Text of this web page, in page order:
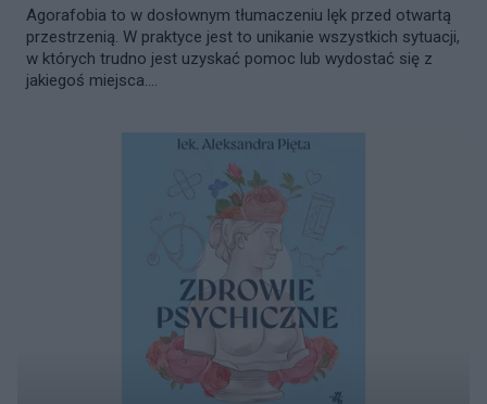
Agorafobia to w dosłownym tłumaczeniu lęk przed otwartą
przestrzenią. W praktyce jest to unikanie wszystkich sytuacji,
w których trudno jest uzyskać pomoc lub wydostać się z
jakiegoś miejsca....